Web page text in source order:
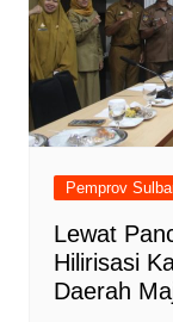
Pemprov
Lewat
Hilirisasi
Daerah